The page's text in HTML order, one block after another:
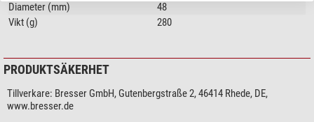
Diameter (mm)
48
Vikt (g)
280
PRODUKTSÄKERHET
Tillverkare: Bresser GmbH, Gutenbergstraße 2, 46414 Rhede, DE,
www.bresser.de